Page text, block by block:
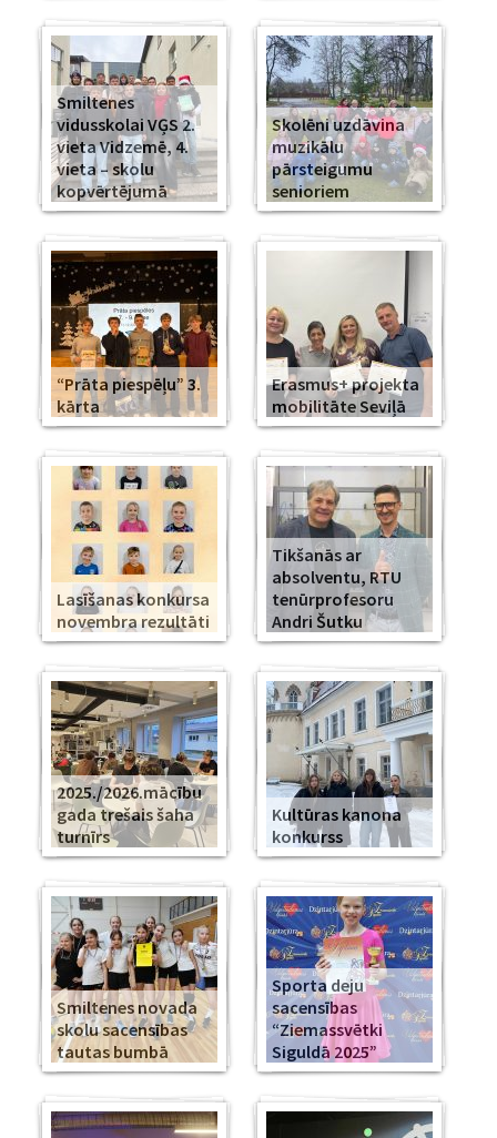
Smiltenes
vidusskolai VĢS 2.
vieta Vidzemē, 4.
vieta – skolu
kopvērtējumā
Skolēni uzdāvina
muzikālu
pārsteigumu
senioriem
“Prāta piespēļu” 3.
kārta
Erasmus+ projekta
mobilitāte Seviļā
Lasīšanas konkursa
novembra rezultāti
Tikšanās ar
absolventu, RTU
tenūrprofesoru
Andri Šutku
2025./2026.mācību
gada trešais šaha
turnīrs
Kultūras kanona
konkurss
Smiltenes novada
skolu sacensības
tautas bumbā
Sporta deju
sacensības
“Ziemassvētki
Siguldā 2025”